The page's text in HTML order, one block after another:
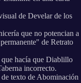
de Develar de los
que no potencian a
de Retrato
hacía que Diablillo
incorrecto.
texto de Abominación